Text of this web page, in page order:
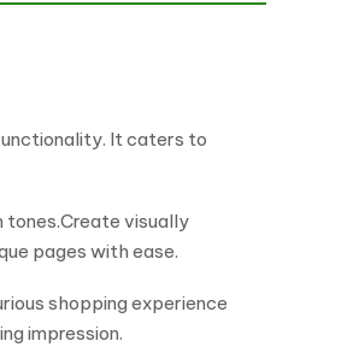
It caters to
tones.Create visually
pages with ease.
shopping experience
impression.